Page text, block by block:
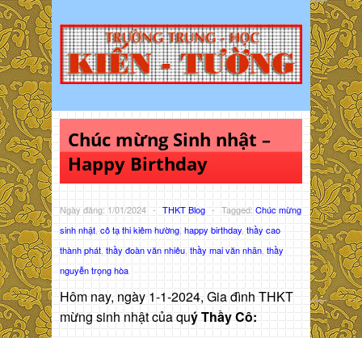
Chúc mừng Sinh nhật –
Happy Birthday
Ngày đăng: 1/01/2024 - THKT Blog - Tagged: Chúc mừng
sinh nhật cô tạ thi kiêm hường happy birthday thầy cao
thành phát thầy đoàn văn nhiêu thầy mai văn nhãn thầy
nguyễn trọng hòa
Hôm nay, ngày 1-1-2024, Gia đình THKT
mừng sinh nhật của quý Thầy Cô: